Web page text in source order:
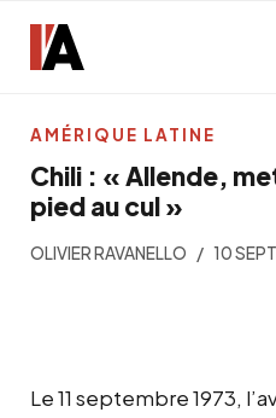
Chili : « Allende,
pied au cul »
OLIVIER RAVANELLO 10
Le 11 septembre 1973,
AMÉRIQUE LATINE